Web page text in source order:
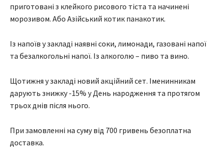
приготовані з клейкого рисового тіста та начинені
морозивом. Або Азійський котик панакотик.
Із напоїв у закладі наявні соки, лимонади, газовані напої
та безалкогольні напої. Із алкоголю – пиво та вино.
Щотижня у закладі новий акційний сет. Іменинникам
дарують знижку -15% у День народження та протягом
трьох днів після нього.
При замовленні на суму від 700 гривень безоплатна
доставка.